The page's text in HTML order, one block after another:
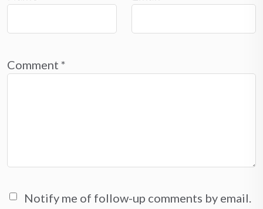
Comment *
Notify me of follow-up comments by email.